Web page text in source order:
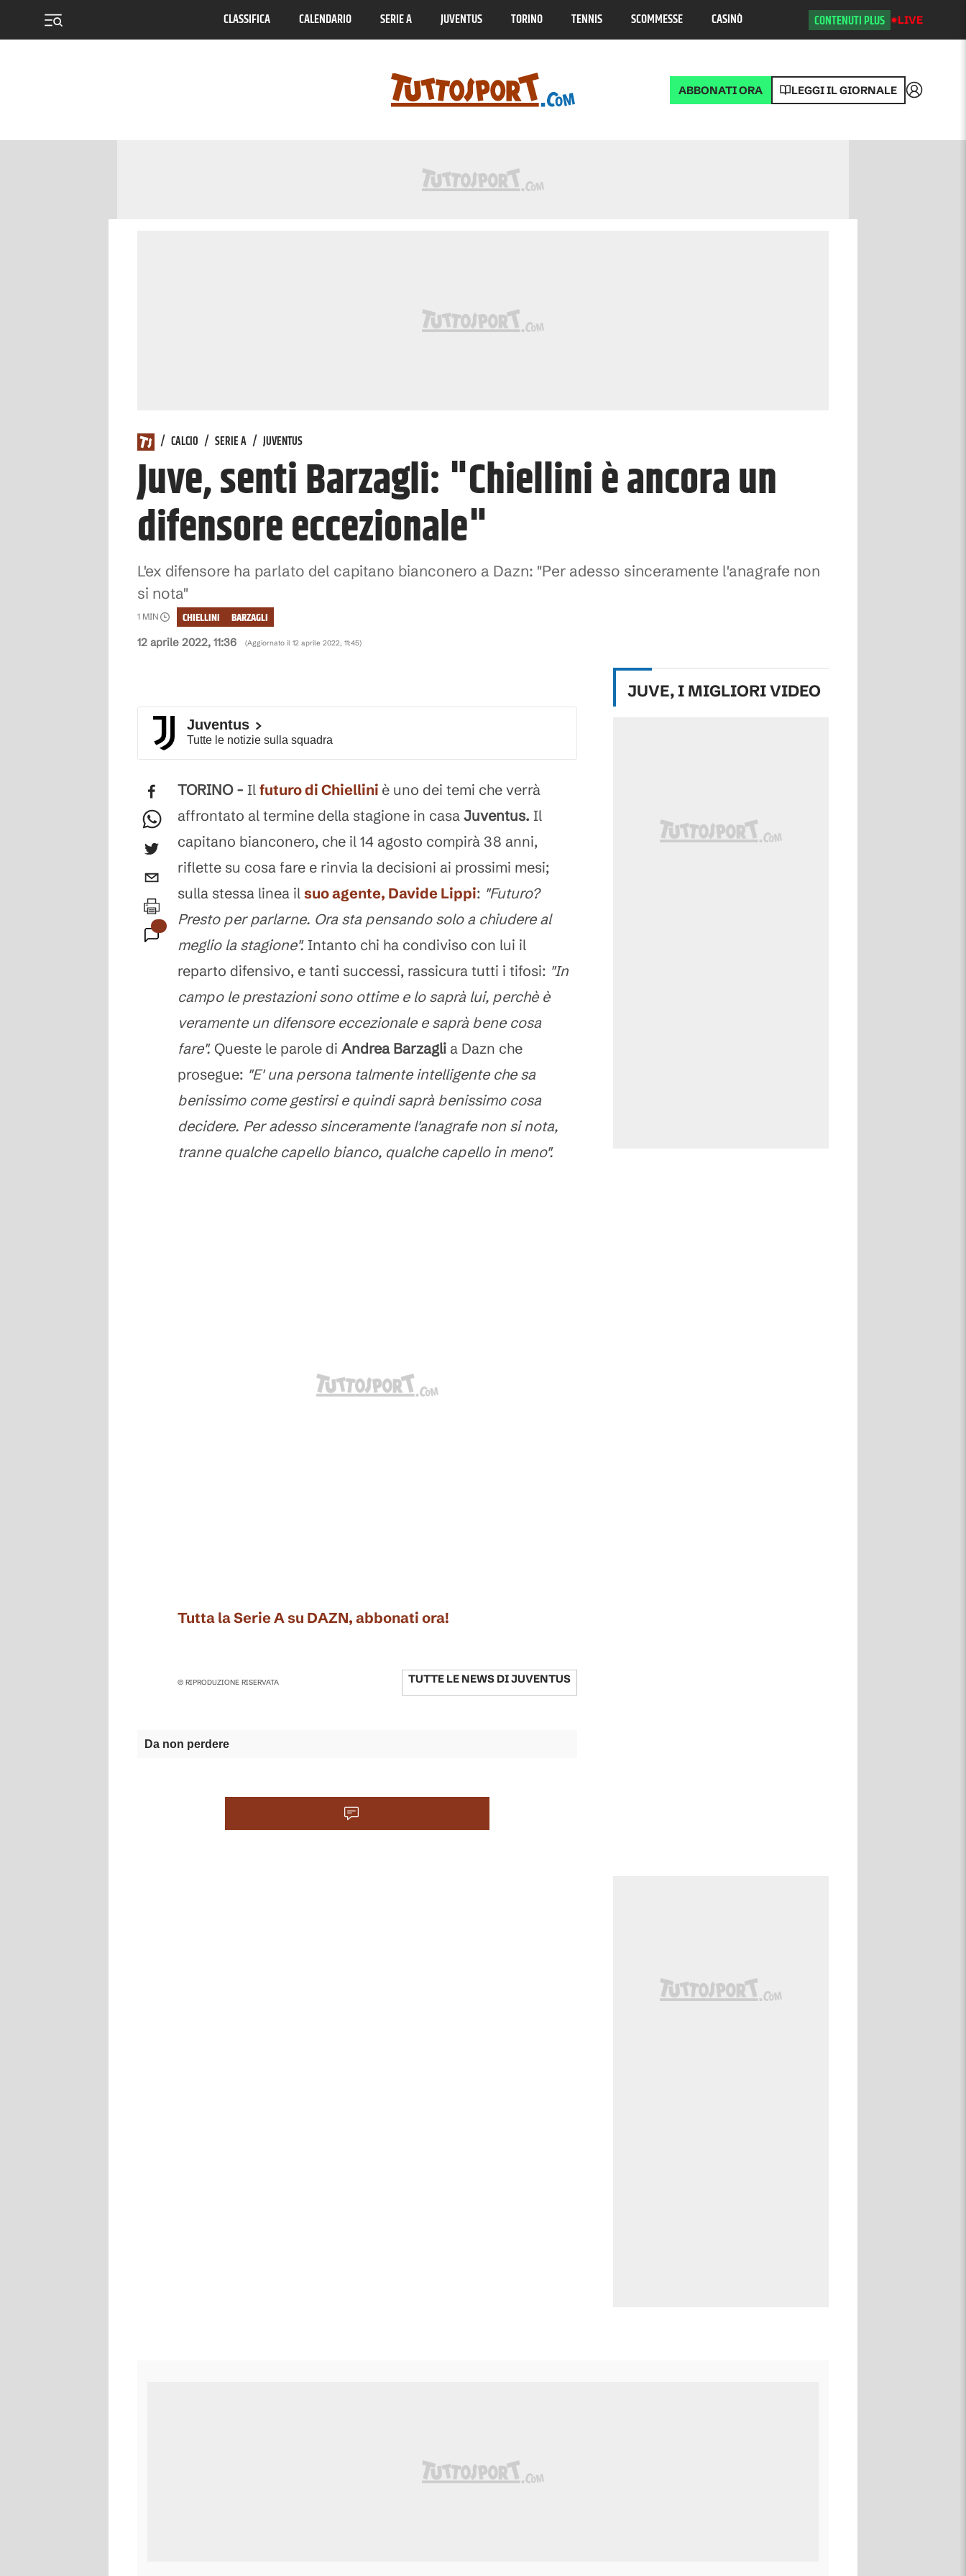
CLASSIFICA CALENDARIO SERIE A JUVENTUS TORINO TENNIS SCOMMESSE CASINÒ CONTENUTI PLUS LIVE
ABBONATI ORA LEGGI IL GIORNALE Accedi
/ CALCIO / SERIE A / JUVENTUS
Juve, senti Barzagli: "Chiellini è ancora un
difensore eccezionale"
L'ex difensore ha parlato del capitano bianconero a Dazn: "Per adesso sinceramente l'anagrafe non
si nota"
12 aprile 2022, 11:36 (Aggiornato il 12 aprile 2022, 11:45)
1 MIN BARZAGLI
CHIELLINI
Juventus
Tutte le notizie sulla squadra
TORINO - Il futuro di Chiellini è uno dei temi che verrà
affrontato al termine della stagione in casa Juventus. Il
capitano bianconero, che il 14 agosto compirà 38 anni,
riflette su cosa fare e rinvia la decisioni ai prossimi mesi;
sulla stessa linea il suo agente, Davide Lippi: "Futuro?
Presto per parlarne. Ora sta pensando solo a chiudere al
meglio la stagione". Intanto chi ha condiviso con lui il
reparto difensivo, e tanti successi, rassicura tutti i tifosi: "In
campo le prestazioni sono ottime e lo saprà lui, perchè è
veramente un difensore eccezionale e saprà bene cosa
fare". Queste le parole di Andrea Barzagli a Dazn che
prosegue: "E' una persona talmente intelligente che sa
benissimo come gestirsi e quindi saprà benissimo cosa
decidere. Per adesso sinceramente l'anagrafe non si nota,
tranne qualche capello bianco, qualche capello in meno".
Tutta la Serie A su DAZN, abbonati ora!
© RIPRODUZIONE RISERVATA TUTTE LE NEWS DIJUVENTUS
Da non perdere
JUVE, I MIGLIORI VIDEO